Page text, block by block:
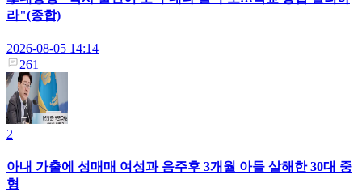
라"(종합)
2026-08-05 14:14
261
2
아내 가출에 성매매 여성과 음주후 3개월 아들 살해한 30대 중
형